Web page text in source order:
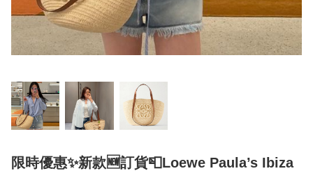
限時優惠✨新款🆕訂貨📮Loewe Paula’s Ibiza